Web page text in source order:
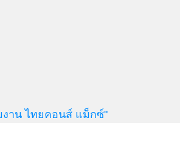
งาน ไทยคอนส์ แม็กซ์"